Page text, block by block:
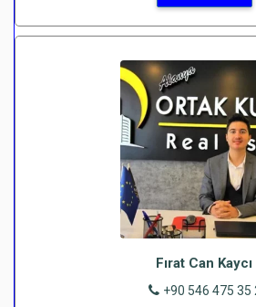
Fırat Can Kaycı
+90 546 475 35